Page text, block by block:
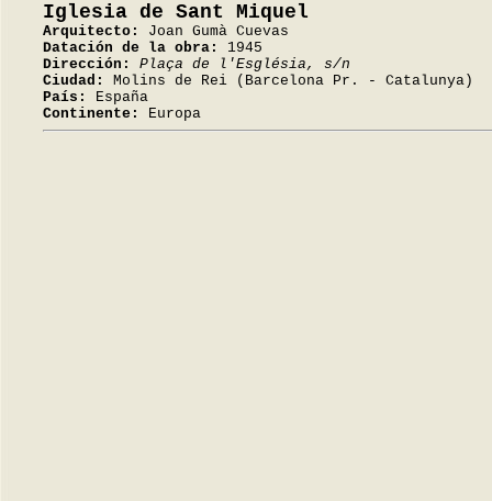
Iglesia de Sant Miquel
Arquitecto:
Joan Gumà Cuevas
Datación de la obra:
1945
Dirección:
Plaça de l'Església, s/n
Ciudad:
Molins de Rei (Barcelona Pr. - Catalunya)
País:
España
Continente:
Europa